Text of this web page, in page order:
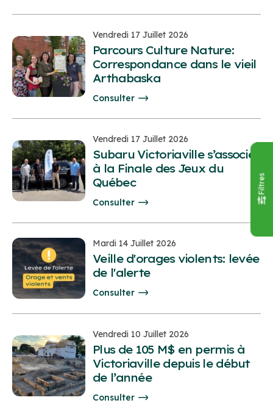
Vendredi 17 Juillet 2026
Parcours Culture Nature:
Correspondance dans le vieil
Arthabaska
Consulter
Vendredi 17 Juillet 2026
Subaru Victoriaville s’associe
à la Finale des Jeux du
Québec
Consulter
Mardi 14 Juillet 2026
Veille d'orages violents: levée
de l'alerte
Consulter
Vendredi 10 Juillet 2026
Plus de 105 M$ en permis à
Victoriaville depuis le début
de l’année
Consulter
Filtres